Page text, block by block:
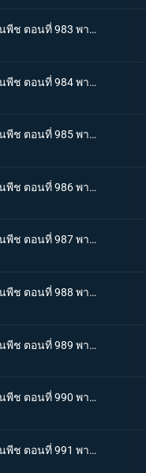
One piece วันพีช ตอนที่ 983 พากย์ไทย เหล่าซามูไรเอาจริง! ขึ้นฝั่งเกาะโอนิกาชิมะ
One piece วันพีช ตอนที่ 984 พากย์ไทย ลูฟี่อาละวาด ลอบเข้างานเลี้ยงของไคโด
One piece วันพีช ตอนที่ 985 พากย์ไทย ความรู้สึกถึงโอทามะ หนึ่งหมัดแห่งความโกรธของลูฟี่
One piece วันพีช ตอนที่ 986 พากย์ไทย ดนตรีต่อสู้ พลังที่จู่โจมใส่ลูฟี่
One piece วันพีช ตอนที่ 987 พากย์ไทย ฝันแตกสลาย กับดักล่อลวงซันจิ
One piece วันพีช ตอนที่ 988 พากย์ไทย กำลังเสริมมาถึง! หัวหน้าหน่วยกลุ่มโจรสลัดหนวดขาว
One piece วันพีช ตอนที่ 989 พากย์ไทย คำสาบานของบุรุษ! บราคิโอ้แทงก์สู้ดุเดือด
One piece วันพีช ตอนที่ 990 พากย์ไทย ฟ้าสนั่น 8 ทิศ! ลูกชายไคโดปรากฏตัว
One piece วันพีช ตอนที่ 991 พากย์ไทย เป็นศัตรูหรือเป็นมิตร? ลูฟี่กับยามาโตะ